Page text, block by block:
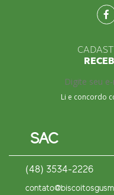
Li e concordo
SAC
(48) 3534-2226